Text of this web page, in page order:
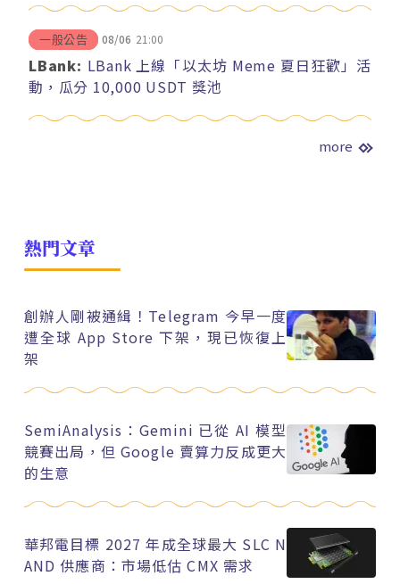
一般公告 08/06 21:00
LBank: LBank 上線「以太坊 Meme 夏日狂歡」活
動，瓜分 10,000 USDT 獎池
more
熱門文章
創辦人剛被通緝！Telegram 今早一度
遭全球 App Store 下架，現已恢復上
架
SemiAnalysis：Gemini 已從 AI 模型
競賽出局，但 Google 賣算力反成更大
的生意
華邦電目標 2027 年成全球最大 SLC N
AND 供應商：市場低估 CMX 需求